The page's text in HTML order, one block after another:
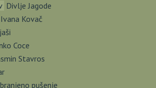
Divlje Jagode
Ivana Kovač
Coce
Stavros
pušenje